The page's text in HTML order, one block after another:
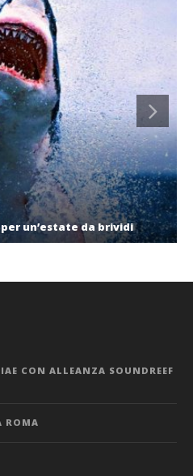
un’estate da brividi
CON ALLEANZA SOUNDREEF
ROMA